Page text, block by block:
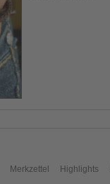
Merkzettel Highlights